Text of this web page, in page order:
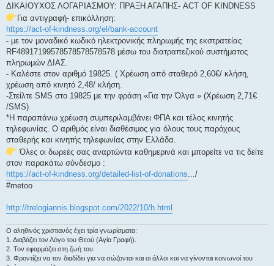
ΔΙΚΑΙΟΥΧΟΣ ΛΟΓΑΡΙΑΣΜΟΥ: ΠΡΑΞΗ ΑΓΑΠΗΣ- ACT OF KINDNESS
Για αντιγραφή- επικόλληση:
https://act-of-kindness.org/el/bank-account
- με τον μοναδικό κωδικό ηλεκτρονικής πληρωμής της εκστρατείας
RF48917199578578578578578 μέσω του διατραπεζικού συστήματος
πληρωμών ΔΙΑΣ.
- Καλέστε στον αριθμό 19825. ( Χρέωση από σταθερό 2,60€/ κλήση,
χρέωση από κινητό 2,48/ κλήση.
-Στείλτε SMS στο 19825 με την φράση «Για την Όλγα » (Χρέωση 2,71€
/SMS)
*Η παραπάνω χρέωση συμπεριλαμβάνει ΦΠΑ και τέλος κινητής
τηλεφωνίας. O αριθμός είναι διαθέσιμος για όλους τους παρόχους
σταθερής και κινητής τηλεφωνίας στην Ελλάδα.
Όλες οι δωρεές σας αναρτώντα καθημερινά και μπορείτε να τις δείτε
στον παρακάτω σύνδεσμο :
https://act-of-kindness.org/detailed-list-of-donations .../
#metoo
http://trelogiannis.blogspot.com/2022/10/h.html
Ο αληθινός χριστιανός έχει τρία γνωρίσματα:
1. Διαβάζει τον Λόγο του Θεού (Αγία Γραφή).
2. Τον εφαρμόζει στη ζωή του.
3. Φροντίζει να τον διαδίδει για να σώζονται και οι άλλοι και να γίνονται κοινωνοί του